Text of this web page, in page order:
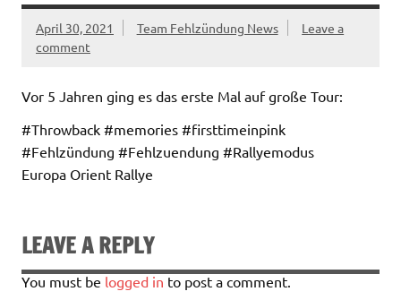
April 30, 2021 Team Fehlzündung News
Leave a
comment
Vor 5 Jahren ging es das erste Mal auf große Tour:
#Throwback #memories #firsttimeinpink
#Fehlzündung #Fehlzuendung #Rallyemodus
Europa Orient Rallye
LEAVE A REPLY
You must be logged in to post a comment.